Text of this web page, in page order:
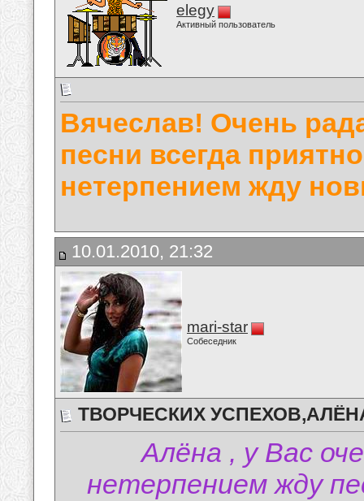
elegy
Активный пользователь
Вячеслав! Очень
песни всегда
нетерпением жду
10.01.2010, 21:32
mari-star
Собеседник
ТВОРЧЕСКИХ
Алёна , у Вас
нетерпением жду